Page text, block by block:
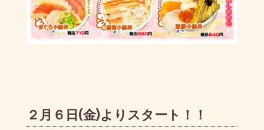
２月６日(金)よりスタート！！